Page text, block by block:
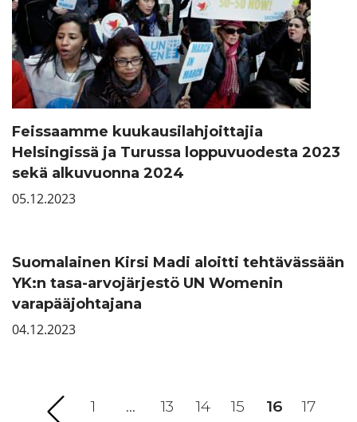
Feissaamme kuukausilahjoittajia
Helsingissä ja Turussa loppuvuodesta 2023
sekä alkuvuonna 2024
05.12.2023
Suomalainen Kirsi Madi aloitti tehtävässään
YK:n tasa-arvojärjestö UN Womenin
varapääjohtajana
04.12.2023
1 … 13 14 15 16 (current)
17